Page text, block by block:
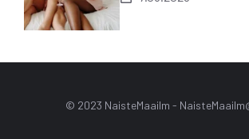
© 2023 NaisteMaailm -